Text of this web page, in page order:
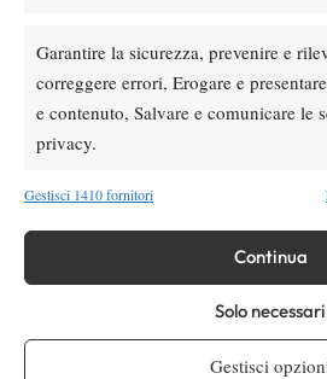
Garantire la sicurezza, prevenire e
correggere errori, Erogare e
e contenuto, Salvare e comunicare le
privacy.
Gestisci 1410 fornitori
Continua
Solo necessari
Gestisci